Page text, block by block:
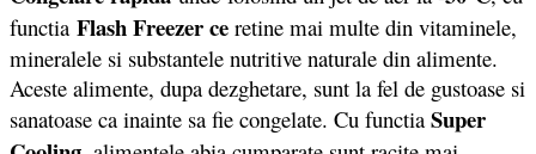
functia Flash Freezer ce retine mai multe din vitaminele,
mineralele si substantele nutritive naturale din alimente.
Aceste alimente, dupa dezghetare, sunt la fel de gustoase si
sanatoase ca inainte sa fie congelate. Cu functia Super